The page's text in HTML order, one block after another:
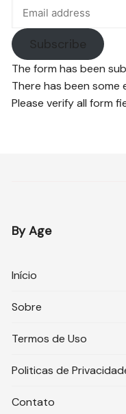
Subscribe
The form has been
There has been
Please verify all form
By Age
Início
Sobre
Termos de Uso
Politicas de
Contato